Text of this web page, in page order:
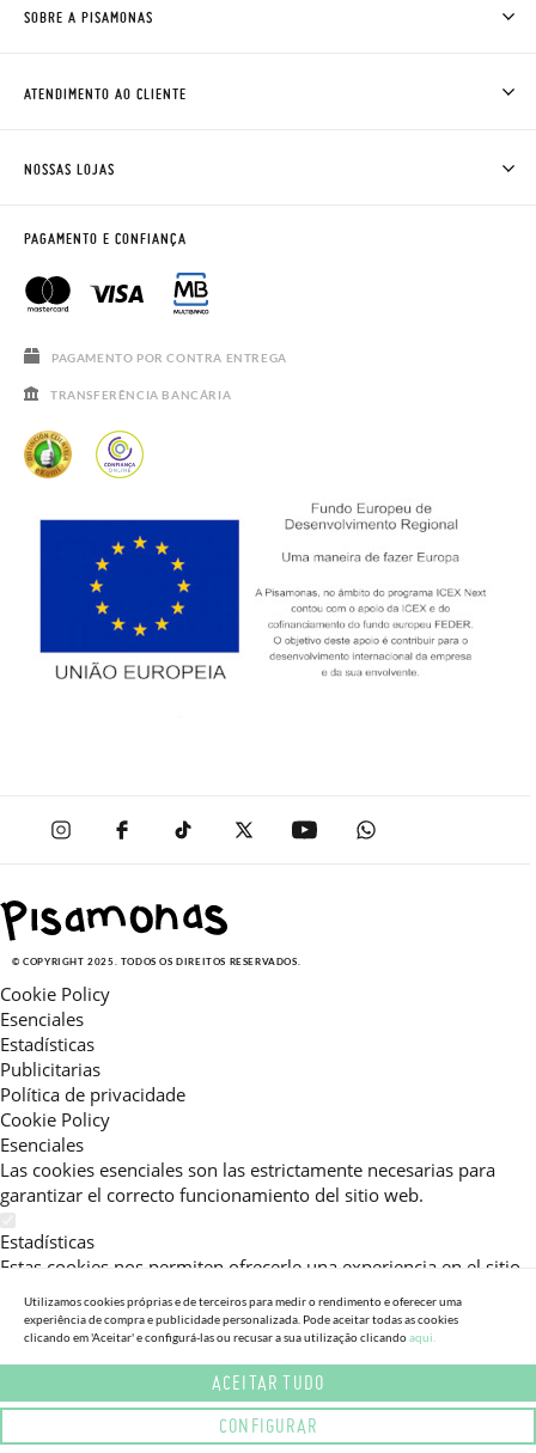
SOBRE A PISAMONAS
AVISO LEGAL, PRIVACIDADE E COOKIES
SALDOS
ATENDIMENTO AO CLIENTE
HORÁRIO
PERGUNTAS FREQUENTES
NOSSAS LOJAS
PAGAMENTO E CONFIANÇA
PAGAMENTO POR CONTRA ENTREGA
TRANSFERÊNCIA BANCÁRIA
© COPYRIGHT 2025. TODOS OS DIREITOS RESERVADOS.
Cookie Policy
Esenciales
Estadísticas
Publicitarias
Política de privacidade
Cookie Policy
Esenciales
Las cookies esenciales son las estrictamente necesarias para
garantizar el correcto funcionamiento del sitio web.
Estadísticas
Estas cookies nos permiten ofrecerle una experiencia en el sitio
adaptada a su navegación (recomendaciones de producto
personalizadas, énfasis en categorías frecuentemente
consultadas, etc).Al activar esta cookie, nos ayuda a mejorar aún
más su experiencia.
Publicitarias
Estas cookies permiten a nuestros socios publicitarios enviarle
Utilizamos cookies próprias e de terceiros para medir o rendimento e oferecer uma
experiência de compra e publicidade personalizada. Pode aceitar todas as cookies
clicando em 'Aceitar' e configurá-las ou recusar a sua utilização clicandoaqui.
ACEITAR TUDO
CONFIGURAR